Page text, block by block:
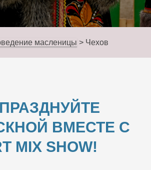
масленицы > Чехов
ВМЕСТЕ С
MIX SHOW!